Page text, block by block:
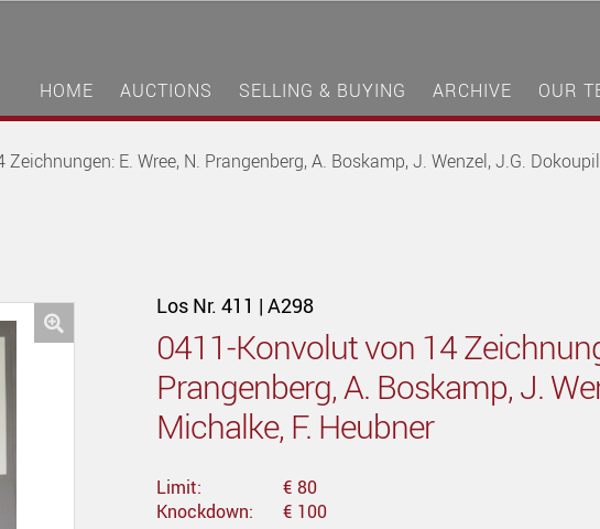
HOME AUCTIONS SELLING & BUYING ARCHIVE OUR
E. Wree, N. Prangenberg, A. Boskamp, J. Wenzel, J.G.
Los Nr. 411 | A298
0411-Konvolut von 14
Prangenberg, A. Boskamp, J.
Michalke, F. Heubner
Limit:
€ 80
Knockdown:
€ 100